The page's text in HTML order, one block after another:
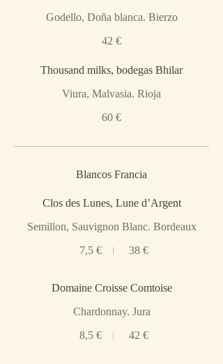
Godello, Doña blanca. Bierzo
42 €
Thousand milks, bodegas Bhilar
Viura, Malvasia. Rioja
60 €
Blancos Francia
Clos des Lunes, Lune d’Argent
Semillon, Sauvignon Blanc. Bordeaux
7,5 €
38 €
Domaine Croisse Comtoise
Chardonnay. Jura
8,5 €
42 €